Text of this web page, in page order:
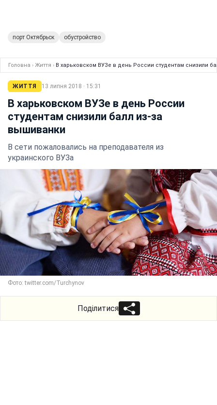
порт Октябрьск обустройство
Головна › Життя › В харьковском ВУЗе в день России студентам снизили
ЖИТТЯ 13 липня 2018 · 15:31
В харьковском ВУЗе в день России
студентам снизили балл из-за
вышиванки
В сети пожаловались на преподавателя из
украинского ВУЗа
Фото: twitter.com/Turchynov
Поділитися